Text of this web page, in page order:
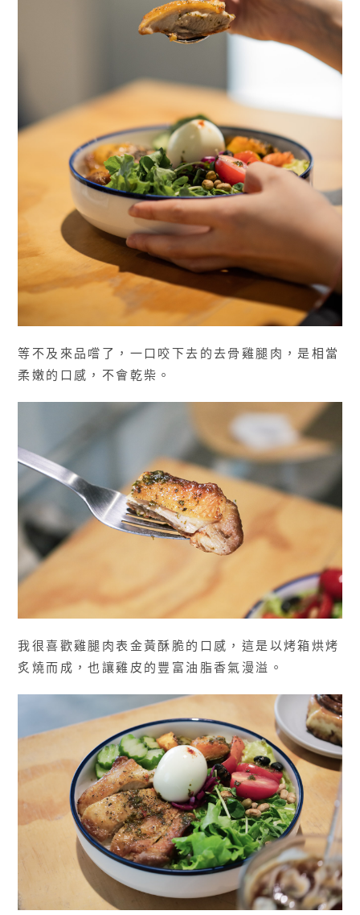
等不及來品嚐了，一口咬下去的去骨雞腿肉，是相當
柔嫩的口感，不會乾柴。
我很喜歡雞腿肉表金黃酥脆的口感，這是以烤箱烘烤
炙燒而成，也讓雞皮的豐富油脂香氣漫溢。